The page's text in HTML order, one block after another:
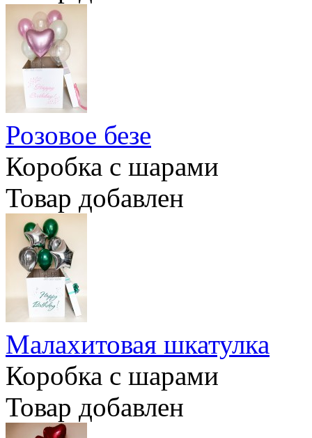
Розовое безе
Коробка с шарами
Товар добавлен
Малахитовая шкатулка
Коробка с шарами
Товар добавлен